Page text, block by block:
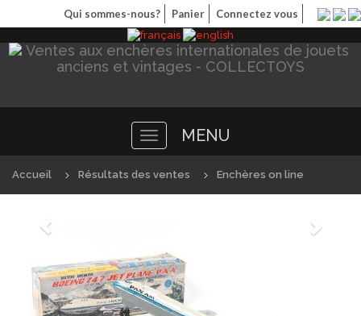
Qui sommes-nous? Panier Connectez vous
Toggle
navigation
MENU
Accueil Résultats des ventes Enchères on line
Précédént